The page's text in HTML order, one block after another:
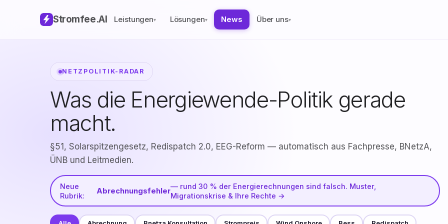
Stromfee.AI Leistungen▾ Lösungen▾ News Über uns▾
NETZPOLITIK-RADAR
Was die Energiewende-Politik gerade
macht.
§51, Solarspitzengesetz, Redispatch 2.0, EEG-Reform — automatisch aus Fachpresse, BNetzA,
ÜNB und Leitmedien.
Neue
Rubrik:
Abrechnungsfehler
— rund 30 % der Energierechnungen sind falsch. Muster,
Migrationskrise & Ihre Rechte →